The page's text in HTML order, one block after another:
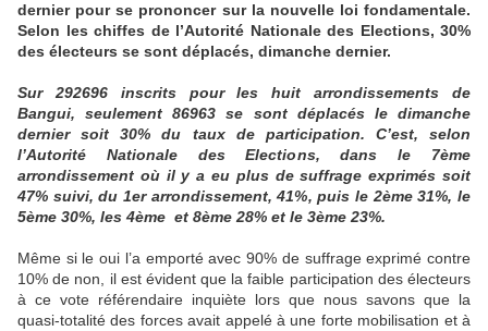
dernier pour se prononcer sur la nouvelle loi fondamentale.
Selon les chiffes de l’Autorité Nationale des Elections, 30%
des électeurs se sont déplacés, dimanche dernier.
Sur 292696 inscrits pour les huit arrondissements de
Bangui, seulement 86963 se sont déplacés le dimanche
dernier soit 30% du taux de participation. C’est, selon
l’Autorité Nationale des Elections, dans le 7ème
arrondissement où il y a eu plus de suffrage exprimés soit
47% suivi, du 1er arrondissement, 41%, puis le 2ème 31%, le
5ème 30%, les 4ème et 8ème 28% et le 3ème 23%.
Même si le oui l’a emporté avec 90% de suffrage exprimé contre
10% de non, il est évident que la faible participation des électeurs
à ce vote référendaire inquiète lors que nous savons que la
quasi-totalité des forces avait appelé à une forte mobilisation et à